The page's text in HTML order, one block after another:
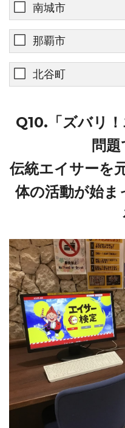
南城市
那覇市
北谷町
Q10.「ズバリ
問題
伝統エイサーを
体の活動が始